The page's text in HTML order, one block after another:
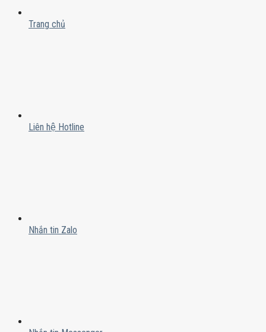
Trang chủ
Liên hệ Hotline
Nhắn tin Zalo